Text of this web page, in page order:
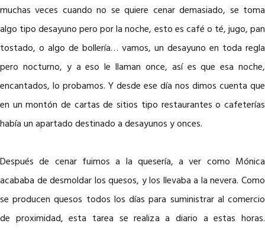
muchas veces cuando no se quiere cenar demasiado, se toma
algo tipo desayuno pero por la noche, esto es café o té, jugo, pan
tostado, o algo de bollería… vamos, un desayuno en toda regla
pero nocturno, y a eso le llaman once, así es que esa noche,
encantados, lo probamos. Y desde ese día nos dimos cuenta que
en un montón de cartas de sitios tipo restaurantes o cafeterías
había un apartado destinado a desayunos y onces.
Después de cenar fuimos a la quesería, a ver como Mónica
acababa de desmoldar los quesos, y los llevaba a la nevera. Como
se producen quesos todos los días para suministrar al comercio
de proximidad, esta tarea se realiza a diario a estas horas.